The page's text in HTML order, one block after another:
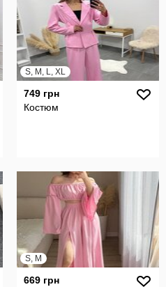
S, M, L, XL
749 грн
Костюм
S, M
669 грн